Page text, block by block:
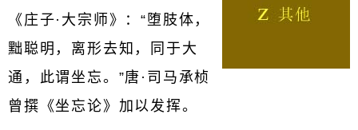
《庄子·大宗师》：“堕肢体，
黜聪明，离形去知，同于大
通，此谓坐忘。”唐·司马承桢
曾撰《坐忘论》加以发挥。